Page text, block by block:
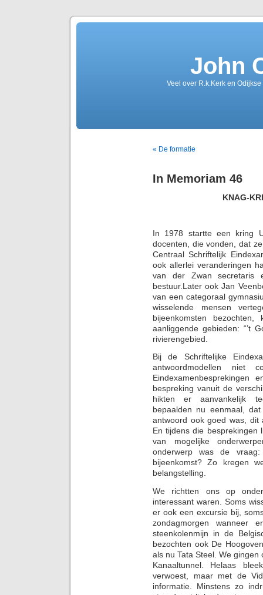
John
Veel over R.k.Kerk en
« De formatie
In Memoriam 46
KNAG-
In 1978 startte een kring
docenten, die vonden, dat
Centraal Schriftelijk
ook allerlei veranderingen
van der Zwan secretaris
bestuur.Later ook Jan
van een categoraal
wisselende mensen
bijeenkomsten
aanliggende gebieden: “’t
rivierengebied.
Bij de Schriftelijke
antwoordmodellen niet
bespreking vanuit de
hikten er aanvankelijk
bepaalden nu eenmaal,
antwoord ook goed was, dit
En tijdens die besprekingen
van mogelijke
onderwerp was de
bijeenkomst? Zo kregen
belangstelling.
We richtten ons op
interessant waren. Soms
er ook een excursie bij,
zondagmorgen wanneer
steenkolenmijn in de
bezochten ook De
als nu Tata Steel. We
Kanaaltunnel. Helaas
verwoest, maar met de
informatie. Minstens zo